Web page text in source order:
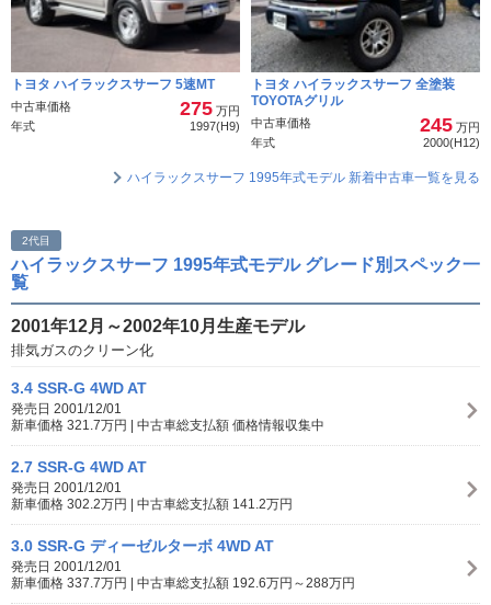
トヨタ ハイラックスサーフ 5速MT
中古車価格 275 万円
年式
1997(H9)
トヨタ ハイラックスサーフ 全塗装
TOYOTAグリル
中古車価格 245 万円
年式
2000(H12)
ハイラックスサーフ 1995年式モデル 新着中古車一覧を見る
2代目
ハイラックスサーフ 1995年式モデル グレード別スペック一
覧
2001年12月～2002年10月生産モデル
排気ガスのクリーン化
3.4 SSR-G 4WD AT
発売日 2001/12/01
新車価格 321.7万円 | 中古車総支払額 価格情報収集中
2.7 SSR-G 4WD AT
発売日 2001/12/01
新車価格 302.2万円 | 中古車総支払額 141.2万円
3.0 SSR-G ディーゼルターボ 4WD AT
発売日 2001/12/01
新車価格 337.7万円 | 中古車総支払額 192.6万円～288万円